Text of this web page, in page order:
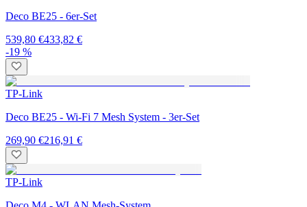
Deco BE25 - 6er-Set
539,80 €433,82 €
-19 %
TP-Link
Deco BE25 - Wi-Fi 7 Mesh System - 3er-Set
269,90 €216,91 €
TP-Link